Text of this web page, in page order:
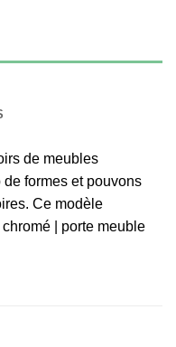
de meubles
formes et pouvons
Ce modèle
| porte meuble